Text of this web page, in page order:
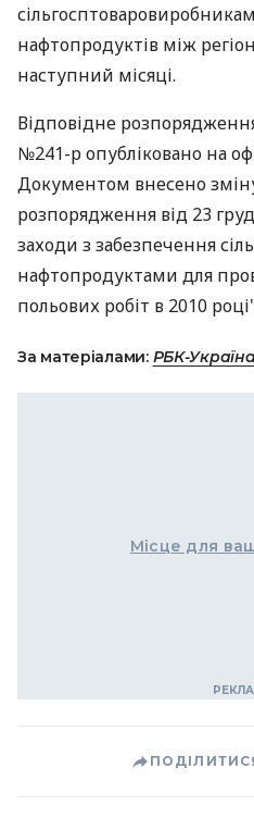
нафтопродуктів між
наступний місяці.
Відповідне
№241-р опубліковано на
Документом внесено
розпорядження від 23
заходи з забезпечення
нафтопродуктами для
польових робіт в 2010
За матеріалами: РБК-
Місце для